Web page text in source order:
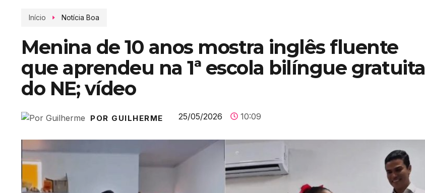
Início Notícia Boa
Menina de 10 anos mostra inglês fluente
que aprendeu na 1ª escola bilíngue gratuita
do NE; vídeo
POR GUILHERME 25/05/2026 10:09